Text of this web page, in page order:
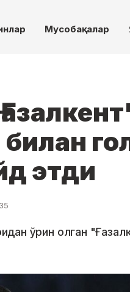
Мусобақалар
этди
ўрин олган